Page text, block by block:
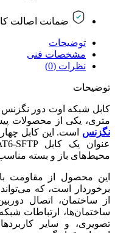
ضمانت اصالت
توضیحات
مشخصات فنی
نظرات (0)
توضیحات
متری، یکی از محصولات
نگزنس است. این کابل
محیط‌های باز و بسته
این محصول از مقاومت
برخوردار است، که
از ساختمان، اتصال
ساختمان‌ها، ارتباطات